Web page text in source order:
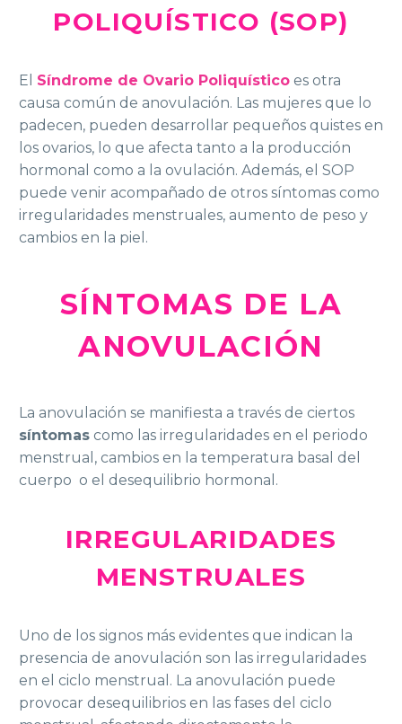
POLIQUÍSTICO (SOP)
El Síndrome de Ovario Poliquístico es otra
causa común de anovulación. Las mujeres que lo
padecen, pueden desarrollar pequeños quistes en
los ovarios, lo que afecta tanto a la producción
hormonal como a la ovulación. Además, el SOP
puede venir acompañado de otros síntomas como
irregularidades menstruales, aumento de peso y
cambios en la piel.
SÍNTOMAS DE LA
ANOVULACIÓN
La anovulación se manifiesta a través de ciertos
síntomas como las irregularidades en el periodo
menstrual, cambios en la temperatura basal del
cuerpo o el desequilibrio hormonal.
IRREGULARIDADES
MENSTRUALES
Uno de los signos más evidentes que indican la
presencia de anovulación son las irregularidades
en el ciclo menstrual. La anovulación puede
provocar desequilibrios en las fases del ciclo